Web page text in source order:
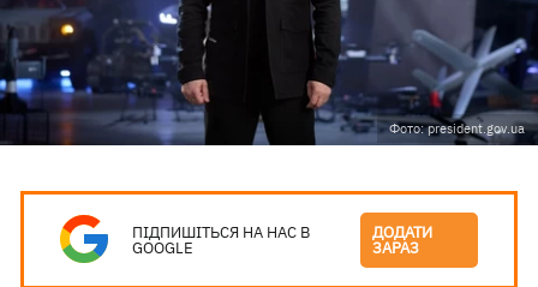
Фото: president.gov.ua
ПІДПИШІТЬСЯ НА НАС В
GOOGLE
ДОДАТИ
ЗАРАЗ